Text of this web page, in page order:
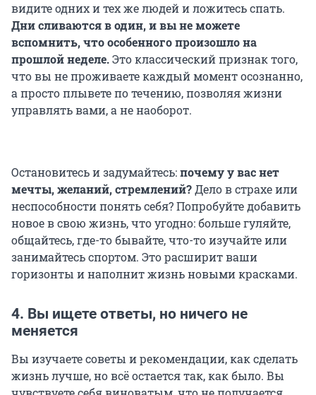
видите одних и тех же людей и ложитесь спать.
Дни сливаются в один, и вы не можете
вспомнить, что особенного произошло на
прошлой неделе.Это классический признак того,
что вы не проживаете каждый момент осознанно,
а просто плывете по течению, позволяя жизни
управлять вами, а не наоборот.
Остановитесь и задумайтесь:почему у вас нет
мечты, желаний, стремлений?Дело в страхе или
неспособности понять себя? Попробуйте добавить
новое в свою жизнь, что угодно: больше гуляйте,
общайтесь, где-то бывайте, что-то изучайте или
занимайтесь спортом. Это расширит ваши
горизонты и наполнит жизнь новыми красками.
4. Вы ищете ответы, но ничего не
меняется
Вы изучаете советы и рекомендации, как сделать
жизнь лучше, но всё остается так, как было. Вы